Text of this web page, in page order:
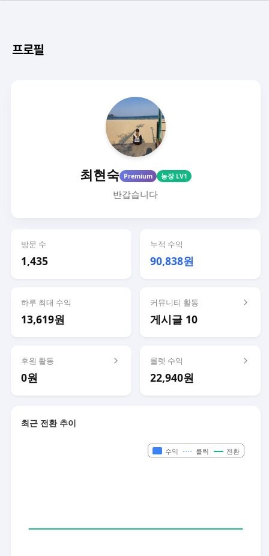
프로필
최현숙 Premium 농장 LV1
반갑습니다
방문 수
1,435
누적 수익
90,838원
하루 최대 수익
13,619원
커뮤니티 활동
게시글 10
후원 활동
0원
룰렛 수익
22,940원
최근 전환 추이